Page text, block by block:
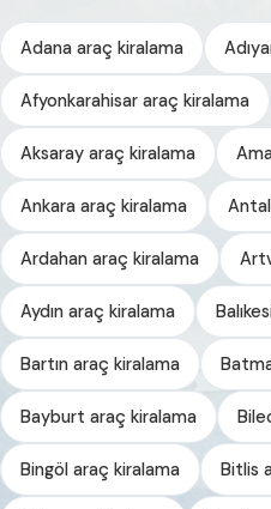
Adana araç kiralama
Afyonkarahisar araç kiralama
Aksaray araç kiralama
Ankara araç kiralama
Ardahan araç kiralama
Aydın araç kiralama
Bartın araç kiralama
Bayburt araç kiralama
Bingöl araç kiralama Bitlis